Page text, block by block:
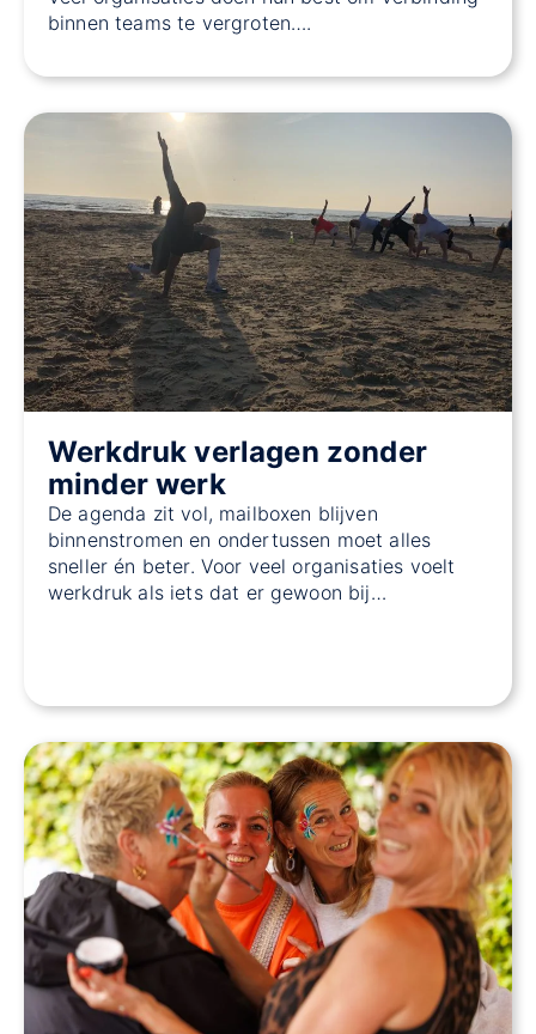
binnen teams te vergroten….
Werkdruk verlagen zonder
minder werk
De agenda zit vol, mailboxen blijven
binnenstromen en ondertussen moet alles
sneller én beter. Voor veel organisaties voelt
werkdruk als iets dat er gewoon bij…